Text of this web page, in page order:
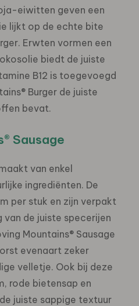
eiwitten geven een
lijkt op de echte bite
Erwten vormen een
biedt de juiste
B12 is toegevoegd
Burger de juiste
bevat.
Sausage
van enkel
ingrediënten. De
per stuk en zijn verpakt
de juiste specerijen
Mountains® Sausage
evenaart zeker
velletje. Ook bij deze
rode bietensap en
juiste sappige textuur